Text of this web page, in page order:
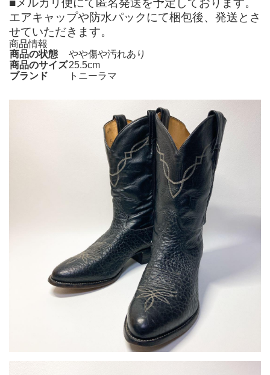
■メルカリ便にて匿名発送を予定しております。
エアキャップや防水パックにて梱包後、発送とさ
せていただきます。
商品情報
商品の状態
やや傷や汚れあり
商品のサイズ25.5cm
ブランド
トニーラマ